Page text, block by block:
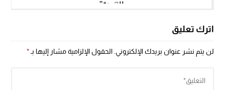
للتنمية’’
اترك تعليق
لن يتم نشر عنوان بريدك الإلكتروني. الحقول الإلزامية مشار إليها بـ*